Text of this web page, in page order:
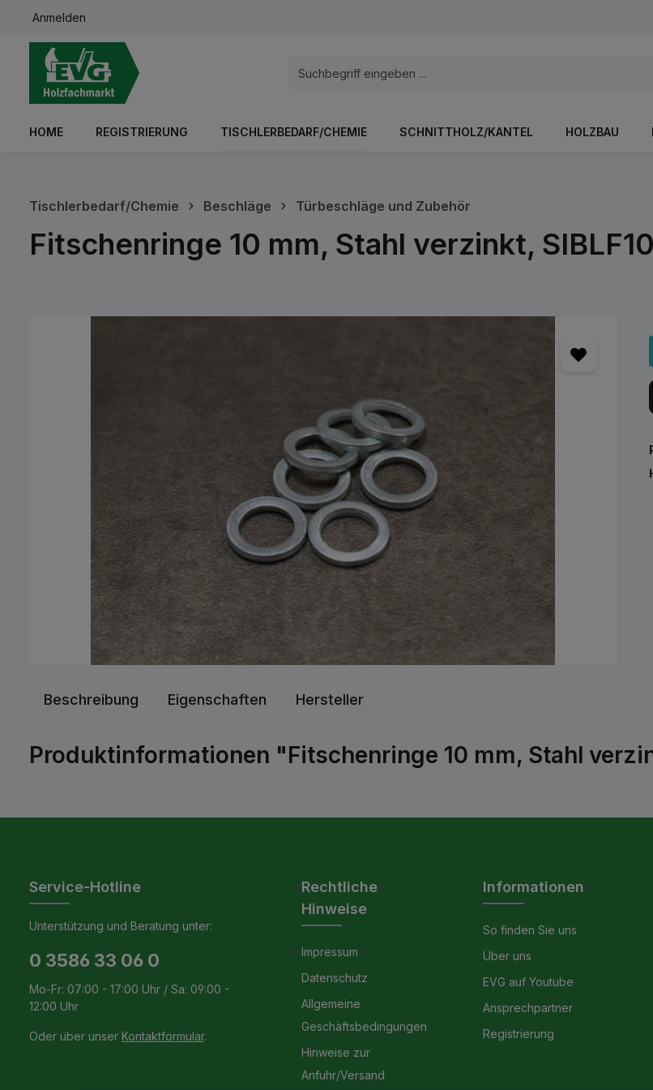
Zur Hauptnavigation springen
Anmelden
HOME REGISTRIERUNG TISCHLERBEDARF/CHEMIE SCHNITTHOLZ/KANTEL HOLZBAU
Tischlerbedarf/Chemie Beschläge Türbeschläge und Zubehör
Fitschenringe 10 mm, Stahl verzinkt,
Beschreibung Eigenschaften Hersteller
Produktinformationen "Fitschenringe 10 mm, Stahl
Service-Hotline
Unterstützung und Beratung unter:
0 3586 33 06 0
Mo-Fr: 07:00 - 17:00 Uhr / Sa: 09:00 -
12:00 Uhr
Oder über unser Kontaktformular.
Rechtliche
Hinweise
Impressum
Datenschutz
Allgemeine
Geschäftsbedingungen
Hinweise zur
Anfuhr/Versand
Informationen
So finden Sie uns
Über uns
EVG auf Youtube
Ansprechpartner
Registrierung